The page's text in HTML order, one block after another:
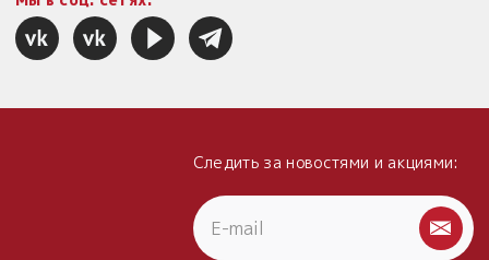
Следить за новостями и акциями: